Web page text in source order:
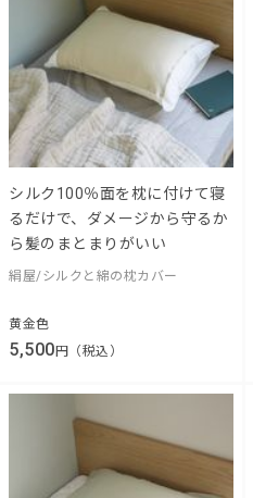
シルク100％面を枕に付けて寝
るだけで、ダメージから守るか
ら髪のまとまりがいい
絹屋/シルクと綿の枕カバー
黄金色
5,500円（税込）